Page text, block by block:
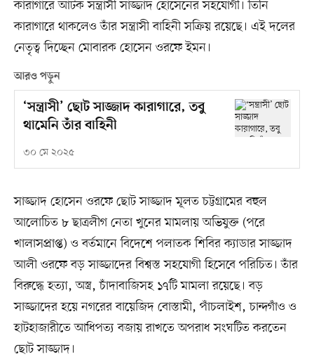
কারাগারে আটক সন্ত্রাসী সাজ্জাদ হোসেনের সহযোগী। তিনি
কারাগারে থাকলেও তাঁর সন্ত্রাসী বাহিনী সক্রিয় রয়েছে। এই দলের
নেতৃত্ব দিচ্ছেন মোবারক হোসেন ওরফে ইমন।
আরও পড়ুন
‘সন্ত্রাসী’ ছোট সাজ্জাদ কারাগারে, তবু
থামেনি তাঁর বাহিনী
৩০ মে ২০২৫
সাজ্জাদ হোসেন ওরফে ছোট সাজ্জাদ মূলত চট্টগ্রামের বহুল
আলোচিত ৮ ছাত্রলীগ নেতা খুনের মামলায় অভিযুক্ত (পরে
খালাসপ্রাপ্ত) ও বর্তমানে বিদেশে পলাতক শিবির ক্যাডার সাজ্জাদ
আলী ওরফে বড় সাজ্জাদের বিশ্বস্ত সহযোগী হিসেবে পরিচিত। তাঁর
বিরুদ্ধে হত্যা, অস্ত্র, চাঁদাবাজিসহ ১৭টি মামলা রয়েছে। বড়
সাজ্জাদের হয়ে নগরের বায়েজিদ বোস্তামী, পাঁচলাইশ, চান্দগাঁও ও
হাটহাজারীতে আধিপত্য বজায় রাখতে অপরাধ সংঘটিত করতেন
ছোট সাজ্জাদ।